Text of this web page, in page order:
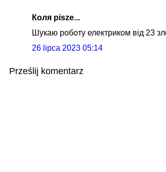
Коля pisze...
Шукаю роботу електриком від 23
26 lipca 2023 05:14
Prześlij komentarz